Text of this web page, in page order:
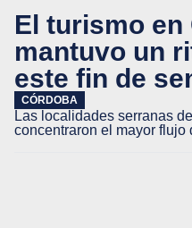
El turismo en
mantuvo un
este fin de
CÓRDOBA
Las localidades serranas
concentraron el mayor